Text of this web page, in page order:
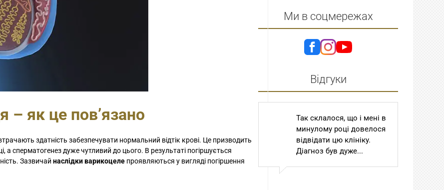
– як це пов’язано
здатність забезпечувати нормальний відтік крові. Це призводить
а сперматогенез дуже чутливий до цього. В результаті погіршується
Зазвичай наслідки варикоцеле проявляються у вигляді погіршення
Ми в соцмережах
Відгуки
Так склалося, що і мені в
минулому році довелося
відвідати цю клініку.
Діагноз був дуже...